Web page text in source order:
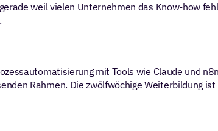
weil vielen Unternehmen das Know-how
Rahmen. Die zwölfwöchige Weiterbildung